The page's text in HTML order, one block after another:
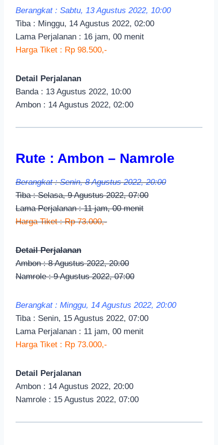
Berangkat : Sabtu, 13 Agustus 2022, 10:00
Tiba : Minggu, 14 Agustus 2022, 02:00
Lama Perjalanan : 16 jam, 00 menit
Harga Tiket : Rp 98.500,-
Detail Perjalanan
Banda : 13 Agustus 2022, 10:00
Ambon : 14 Agustus 2022, 02:00
Rute : Ambon – Namrole
Berangkat : Senin, 8 Agustus 2022, 20:00
Tiba : Selasa, 9 Agustus 2022, 07:00
Lama Perjalanan : 11 jam, 00 menit
Harga Tiket : Rp 73.000,-
Detail Perjalanan
Ambon : 8 Agustus 2022, 20:00
Namrole : 9 Agustus 2022, 07:00
Berangkat : Minggu, 14 Agustus 2022, 20:00
Tiba : Senin, 15 Agustus 2022, 07:00
Lama Perjalanan : 11 jam, 00 menit
Harga Tiket : Rp 73.000,-
Detail Perjalanan
Ambon : 14 Agustus 2022, 20:00
Namrole : 15 Agustus 2022, 07:00